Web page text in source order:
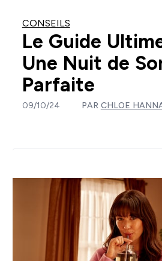
CONSEILS
Le Guide
Une Nuit de
Parfaite
09/10/24 PAR CHLOE